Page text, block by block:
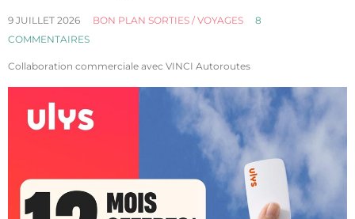
9 JUILLET 2026 BON PLAN SORTIES / VOYAGES
8
COMMENTAIRES
Collaboration commerciale avec VINCI Autoroutes